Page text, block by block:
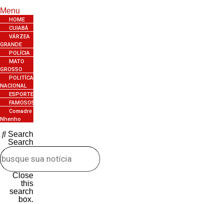
Menu
HOME
CUIABÁ
VÁRZEA
GRANDE
POLÍCIA
MATO
GROSSO
POLITÍCA
NACIONAL
ESPORTES
FAMOSOS
Comadre
Nhenho
Search
Search
Close
this
search
box.